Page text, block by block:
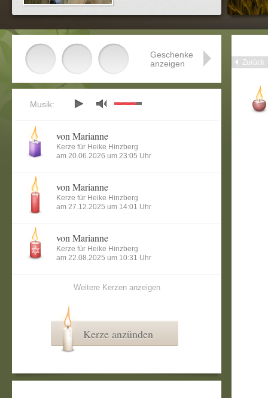
Zurück
Geschenke
anzeigen
Musik:
von Marianne
Kerze für Heike Hinzberg
am 20.06.2026 um 23:05 Uhr
von Marianne
Kerze für Heike Hinzberg
am 27.12.2025 um 14:01 Uhr
von Marianne
Kerze für Heike Hinzberg
am 22.08.2025 um 10:31 Uhr
Weitere Kerzen anzeigen
Kerze anzünden